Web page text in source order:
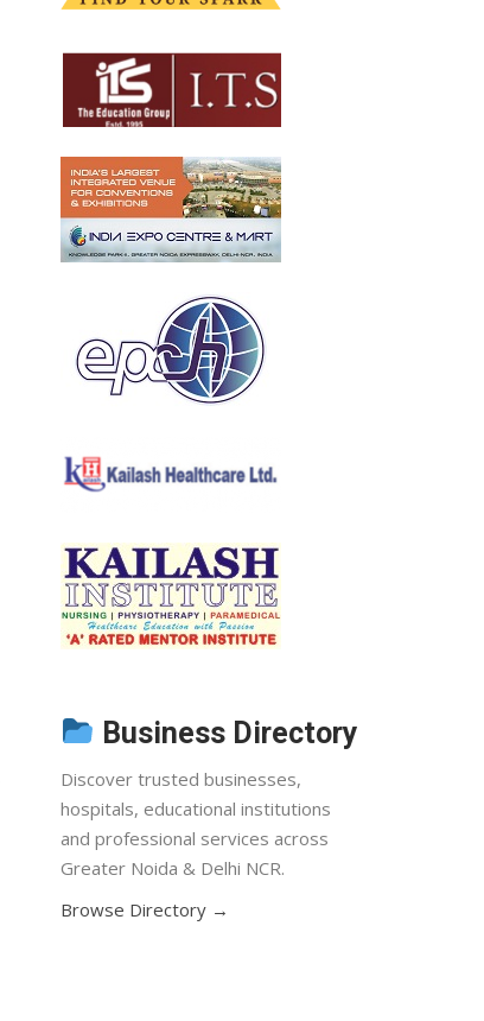
Business Directory
Discover trusted businesses,
hospitals, educational institutions
and professional services across
Greater Noida & Delhi NCR.
Browse Directory →